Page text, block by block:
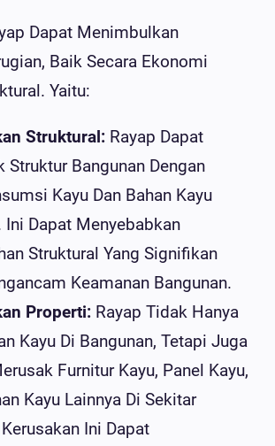
Dapat Menimbulkan
Baik Secara Ekonomi
Yaitu:
Struktural: Rayap Dapat
Struktur Bangunan Dengan
Kayu Dan Bahan Kayu
Ini Dapat Menyebabkan
Struktural Yang Signifikan
Keamanan Bangunan.
Properti: Rayap Tidak Hanya
Kayu Di Bangunan, Tetapi Juga
Furnitur Kayu, Panel Kayu,
Kayu Lainnya Di Sekitar
Ini Dapat